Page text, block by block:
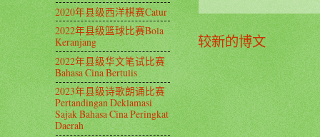
较新的博文
2020年县级西洋棋赛Catur
2022年县级篮球比赛Bola
Keranjang
2022年县级华文笔试比赛
Bahasa Cina Bertulis
2023年县级诗歌朗诵比赛
Pertandingan Deklamasi
Sajak Bahasa Cina Peringkat
Daerah